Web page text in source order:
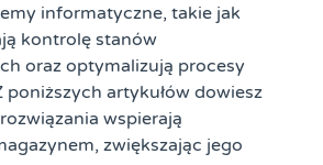
informatyczne, takie jak
kontrolę stanów
oraz optymalizują procesy
poniższych artykułów dowiesz
wspierają
zwiększając jego